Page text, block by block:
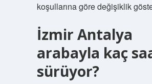
koşullarına göre değişiklik
İzmir Antalya
arabayla kaç
sürüyor?